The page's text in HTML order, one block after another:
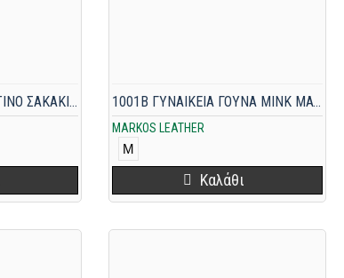
05 ΓΥΝΑΙΚΕΙΟ ΔΕΡΜΑΤΙΝΟ ΣΑΚΑΚΙ ΚΑΜΕΛ
MARKOS LEATHER
1001B ΓΥΝΑΙΚΕΙΑ ΓΟΥΝΑ MINK ΜΑΥΡΗ
M
Καλάθι